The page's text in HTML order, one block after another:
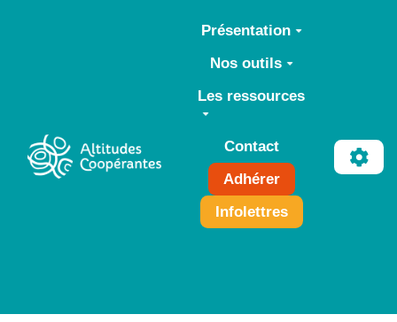
Aller au contenu principal
Présentation
Nos outils
Les ressources
Contact
Adhérer
Infolettres